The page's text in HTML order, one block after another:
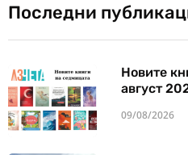
Последни
Новите
август
09/08/2026